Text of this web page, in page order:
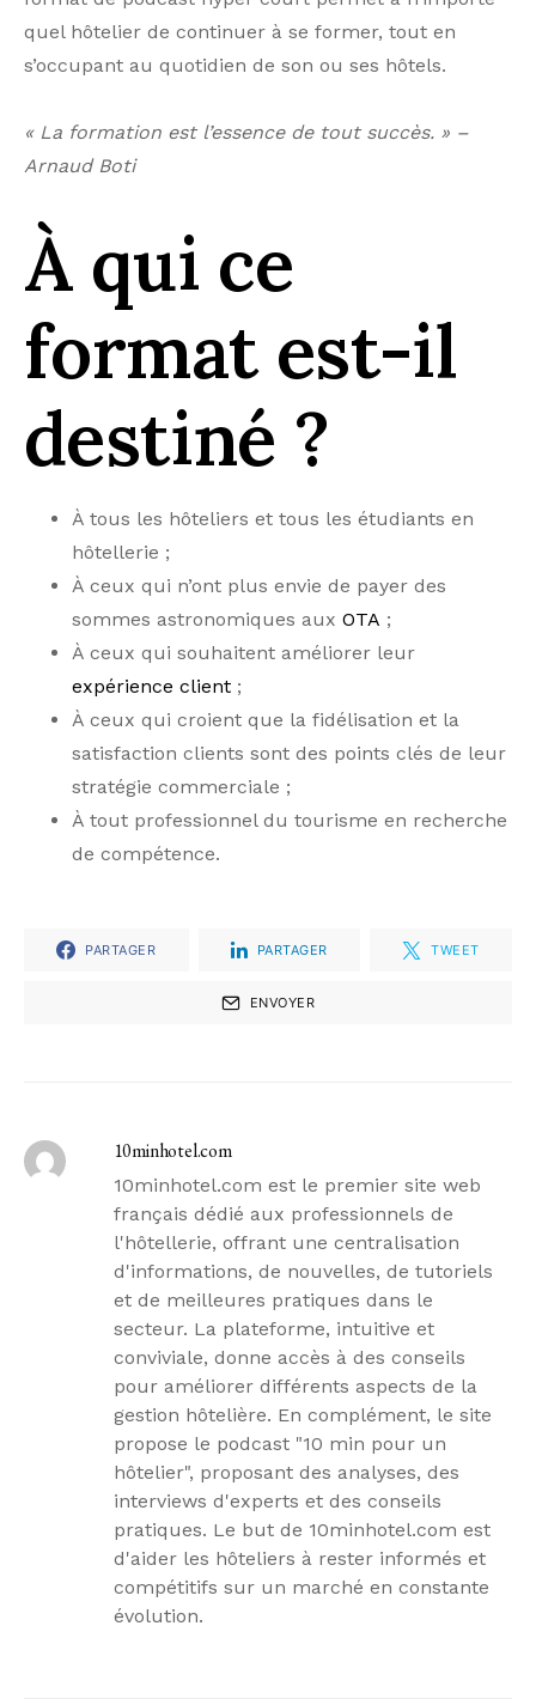
quel hôtelier de continuer à se former, tout en
s’occupant au quotidien de son ou ses hôtels.
« La formation est l’essence de tout succès. » –
Arnaud Boti
À qui ce
format est-il
destiné ?
À tous les hôteliers et tous les étudiants en
hôtellerie ;
À ceux qui n’ont plus envie de payer des
sommes astronomiques aux OTA ;
À ceux qui souhaitent améliorer leur
expérience client ;
À ceux qui croient que la fidélisation et la
satisfaction clients sont des points clés de leur
stratégie commerciale ;
À tout professionnel du tourisme en recherche
de compétence.
PARTAGER PARTAGER TWEET
ENVOYER
10minhotel.com
10minhotel.com est le premier site web
français dédié aux professionnels de
l'hôtellerie, offrant une centralisation
d'informations, de nouvelles, de tutoriels
et de meilleures pratiques dans le
secteur. La plateforme, intuitive et
conviviale, donne accès à des conseils
pour améliorer différents aspects de la
gestion hôtelière. En complément, le site
propose le podcast "10 min pour un
hôtelier", proposant des analyses, des
interviews d'experts et des conseils
pratiques. Le but de 10minhotel.com est
d'aider les hôteliers à rester informés et
compétitifs sur un marché en constante
évolution.